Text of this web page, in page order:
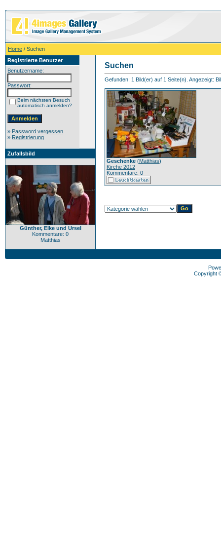
Home / Suchen
Registrierte Benutzer
Benutzername:
Passwort:
Beim nächsten Besuch
automatisch anmelden?
» Password vergessen
» Registrierung
Zufallsbild
Günther, Elke und Ursel
Kommentare: 0
Matthias
Suchen
Gefunden: 1 Bild(er) auf 1 Seite(n). Angezeigt:
Geschenke (Matthias)
Kirche 2012
Kommentare: 0
Copyright